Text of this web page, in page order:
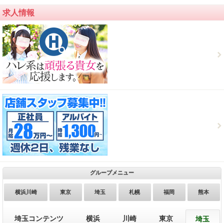
求人情報
グループメニュー
横浜川崎 東京 埼玉 札幌 福岡 熊本
埼玉コンテンツ 横浜 川崎 東京 埼玉